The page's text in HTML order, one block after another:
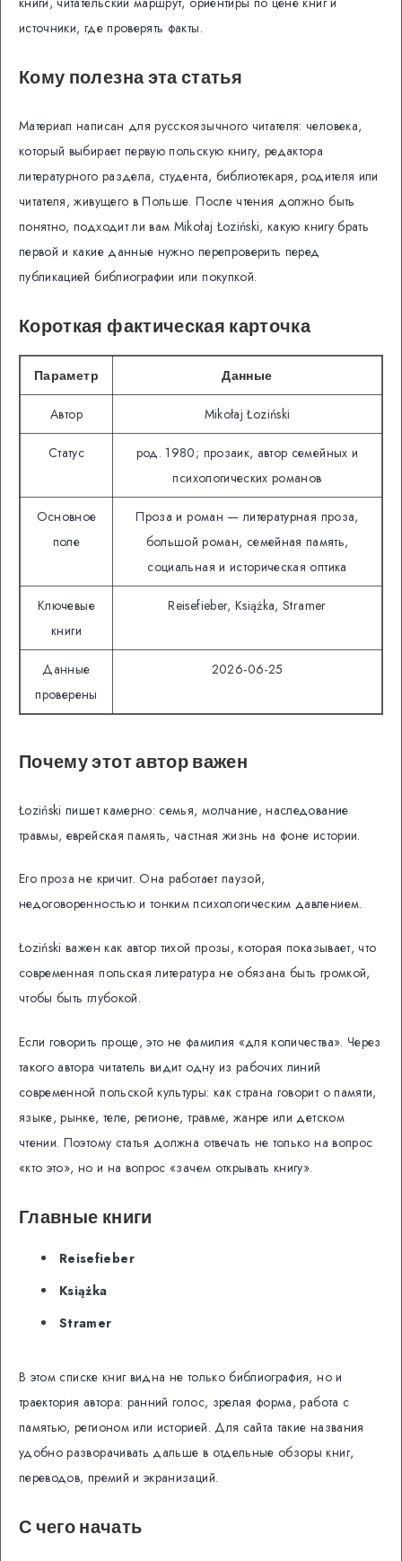
источники, где проверять факты.
Кому полезна эта статья
Материал написан для русскоязычного читателя: человека,
который выбирает первую польскую книгу, редактора
литературного раздела, студента, библиотекаря, родителя или
читателя, живущего в Польше. После чтения должно быть
понятно, подходит ли вам Mikołaj Łoziński, какую книгу брать
первой и какие данные нужно перепроверить перед
публикацией библиографии или покупкой.
Короткая фактическая карточка
Параметр Данные
Автор Mikołaj Łoziński
Статус
род. 1980; прозаик, автор семейных и
психологических романов
Основное
поле
Проза и роман — литературная проза,
большой роман, семейная память,
социальная и историческая оптика
Ключевые
книги
Reisefieber, Książka, Stramer
Данные
проверены
2026-06-25
Почему этот автор важен
Łoziński пишет камерно: семья, молчание, наследование
травмы, еврейская память, частная жизнь на фоне истории.
Его проза не кричит. Она работает паузой,
недоговоренностью и тонким психологическим давлением.
Łoziński важен как автор тихой прозы, которая показывает, что
современная польская литература не обязана быть громкой,
чтобы быть глубокой.
Если говорить проще, это не фамилия «для количества». Через
такого автора читатель видит одну из рабочих линий
современной польской культуры: как страна говорит о памяти,
языке, рынке, теле, регионе, травме, жанре или детском
чтении. Поэтому статья должна отвечать не только на вопрос
«кто это», но и на вопрос «зачем открывать книгу».
Главные книги
Reisefieber
Książka
Stramer
В этом списке книг видна не только библиография, но и
траектория автора: ранний голос, зрелая форма, работа с
памятью, регионом или историей. Для сайта такие названия
удобно разворачивать дальше в отдельные обзоры книг,
переводов, премий и экранизаций.
С чего начать